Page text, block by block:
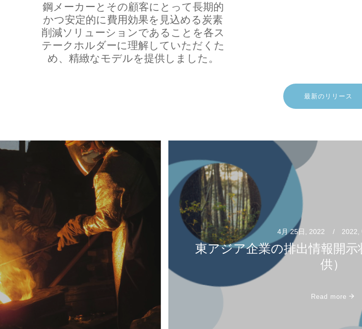
鋼メーカーとその顧客にとって長期的
かつ安定的に費用効果を見込める炭素
削減ソリューションであることを各ス
テークホルダーに理解していただくた
め、精緻なモデルを提供しました。
最新のリリース
2022 ,中国
示状況（英文版のみ提
9月 5日, 2022 2022 , 日本,日
日本製鉄グループの排出経
供）
Read more